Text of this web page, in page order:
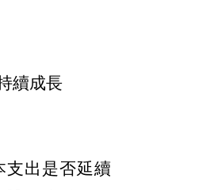
續成長
出是否延續